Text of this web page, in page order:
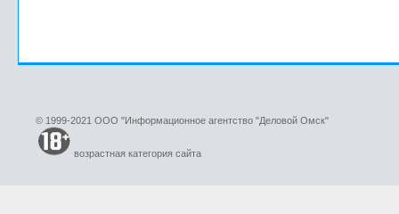
© 1999-2021 ООО "Информационное агентство "Деловой Омск"
возрастная категория сайта